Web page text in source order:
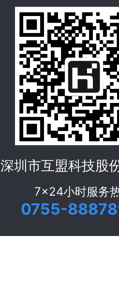
深圳市互盟科技股
7x24小时服务
0755-